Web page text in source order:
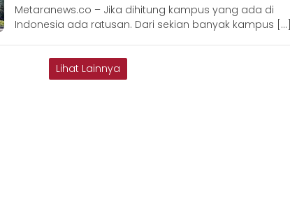
Metaranews.co – Jika dihitung kampus yang ada di
Indonesia ada ratusan. Dari sekian banyak kampus […]
Lihat Lainnya